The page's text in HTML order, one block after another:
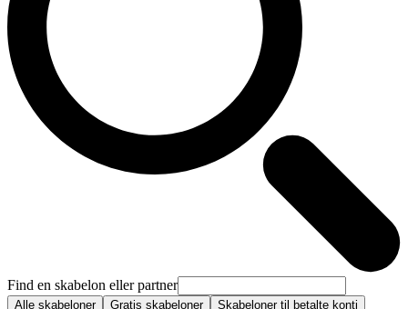
Find en skabelon eller partner
Alle skabeloner Gratis skabeloner
Skabeloner til betalte konti